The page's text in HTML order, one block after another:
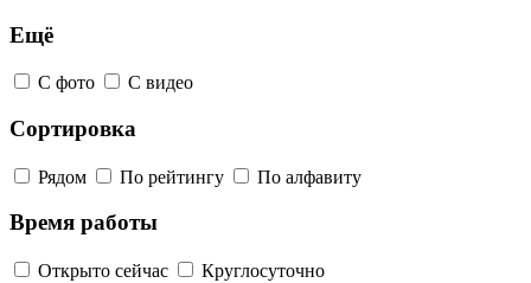
Ещё
С фото С видео
Сортировка
Рядом По рейтингу По алфавиту
Время работы
Открыто сейчас Круглосуточно